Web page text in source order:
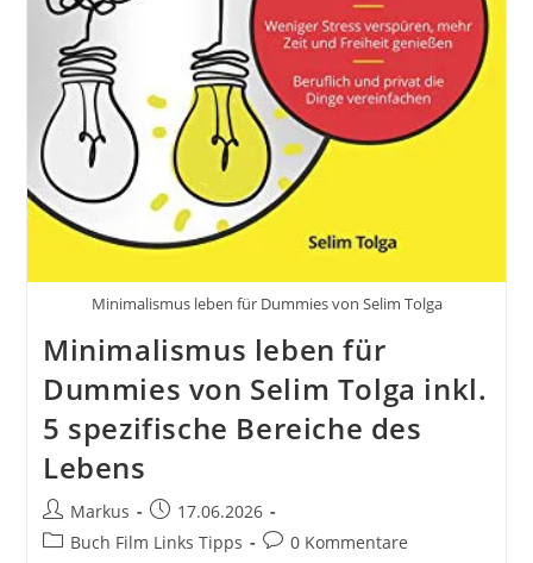
Minimalismus leben für Dummies von Selim Tolga
Minimalismus leben für
Dummies von Selim Tolga inkl.
5 spezifische Bereiche des
Lebens
Beitrags-
Autor:
Markus
Beitrag
veröffentlicht:
17.06.2026
Beitrags-
Buch Film Links Tipps
Beitrags-
0 Kommentare